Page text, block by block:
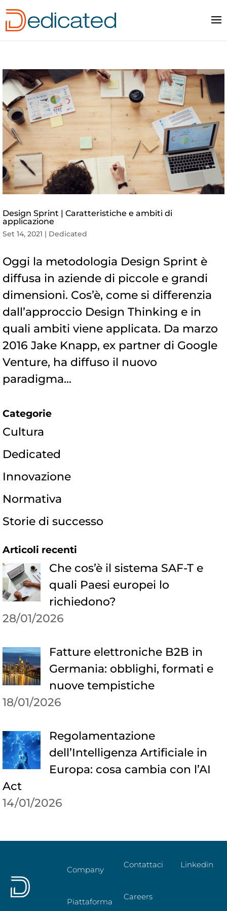
Design Sprint | Caratteristiche e ambiti di
applicazione
Set 14, 2021 | Dedicated
Oggi la metodologia Design Sprint è
diffusa in aziende di piccole e grandi
dimensioni. Cos’è, come si differenzia
dall’approccio Design Thinking e in
quali ambiti viene applicata. Da marzo
2016 Jake Knapp, ex partner di Google
Venture, ha diffuso il nuovo
paradigma...
Categorie
Cultura
Dedicated
Innovazione
Normativa
Storie di successo
Articoli recenti
Che cos’è il sistema SAF-T e
quali Paesi europei lo
richiedono?
28/01/2026
Fatture elettroniche B2B in
Germania: obblighi, formati e
nuove tempistiche
18/01/2026
Regolamentazione
dell’Intelligenza Artificiale in
Europa: cosa cambia con l’AI
Act
14/01/2026
Company
Piattaforma
Contattaci
Careers
Linkedin